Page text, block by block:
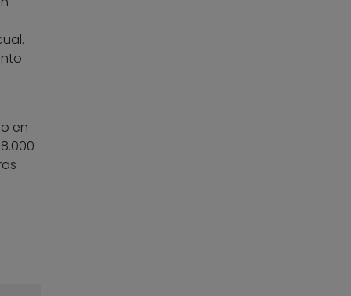
en